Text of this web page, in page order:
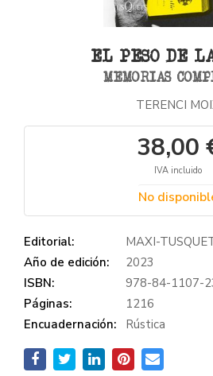
EL PESO DE
MEMORIAS
TERENCI
38,00
IVA incluido
No
Editorial:
MAXI-
Año de edición:
2023
ISBN:
978-84-1107-
Páginas:
1216
Encuadernación:
Rústica